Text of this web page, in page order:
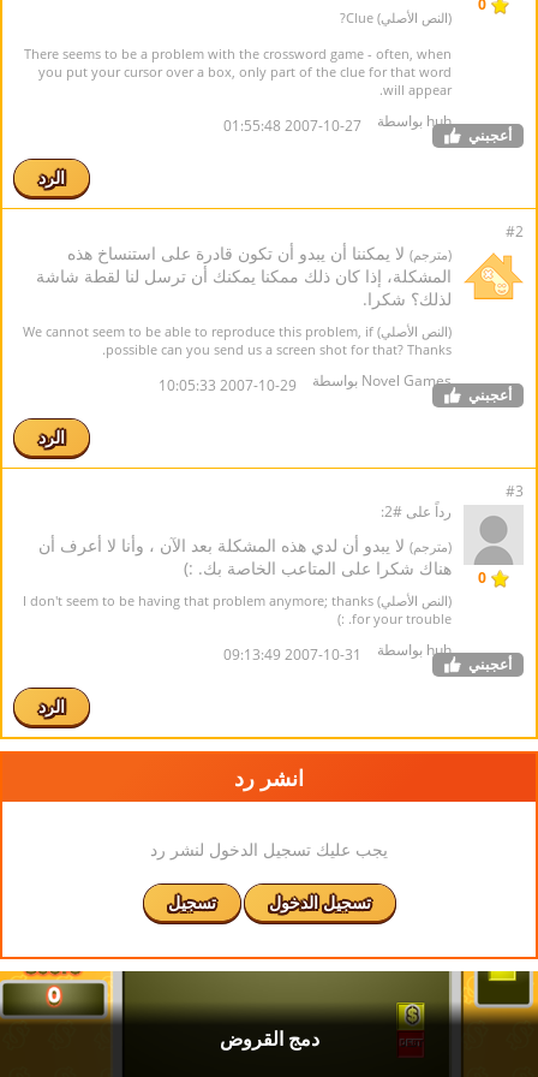
0
(النص الأصلي) Clue?
There seems to be a problem with the crossword game - often, when
you put your cursor over a box, only part of the clue for that word
will appear.
huh بواسطة 2007-10-27 01:55:48 أعجبني
الرد
#2
(مترجم) لا يمكننا أن يبدو أن تكون قادرة على استنساخ هذه
المشكلة، إذا كان ذلك ممكنا يمكنك أن ترسل لنا لقطة شاشة
لذلك؟ شكرا.
(النص الأصلي) We cannot seem to be able to reproduce this problem, if
possible can you send us a screen shot for that? Thanks.
Novel Games بواسطة 2007-10-29 10:05:33 أعجبني
الرد
#3
0
رداً على #2:
(مترجم) لا يبدو أن لدي هذه المشكلة بعد الآن ، وأنا لا أعرف أن
هناك شكرا على المتاعب الخاصة بك. :)
(النص الأصلي) I don't seem to be having that problem anymore; thanks
for your trouble. :)
huh بواسطة 2007-10-31 09:13:49 أعجبني
الرد
انشر رد
يجب عليك تسجيل الدخول لنشر رد
تسجيل الدخول تسجيل